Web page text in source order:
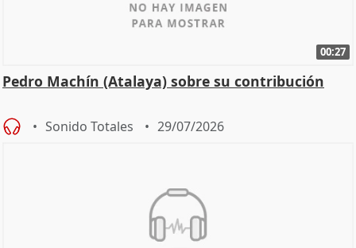
00:27
Pedro Machín (Atalaya) sobre su contribución
Sonido Totales 29/07/2026